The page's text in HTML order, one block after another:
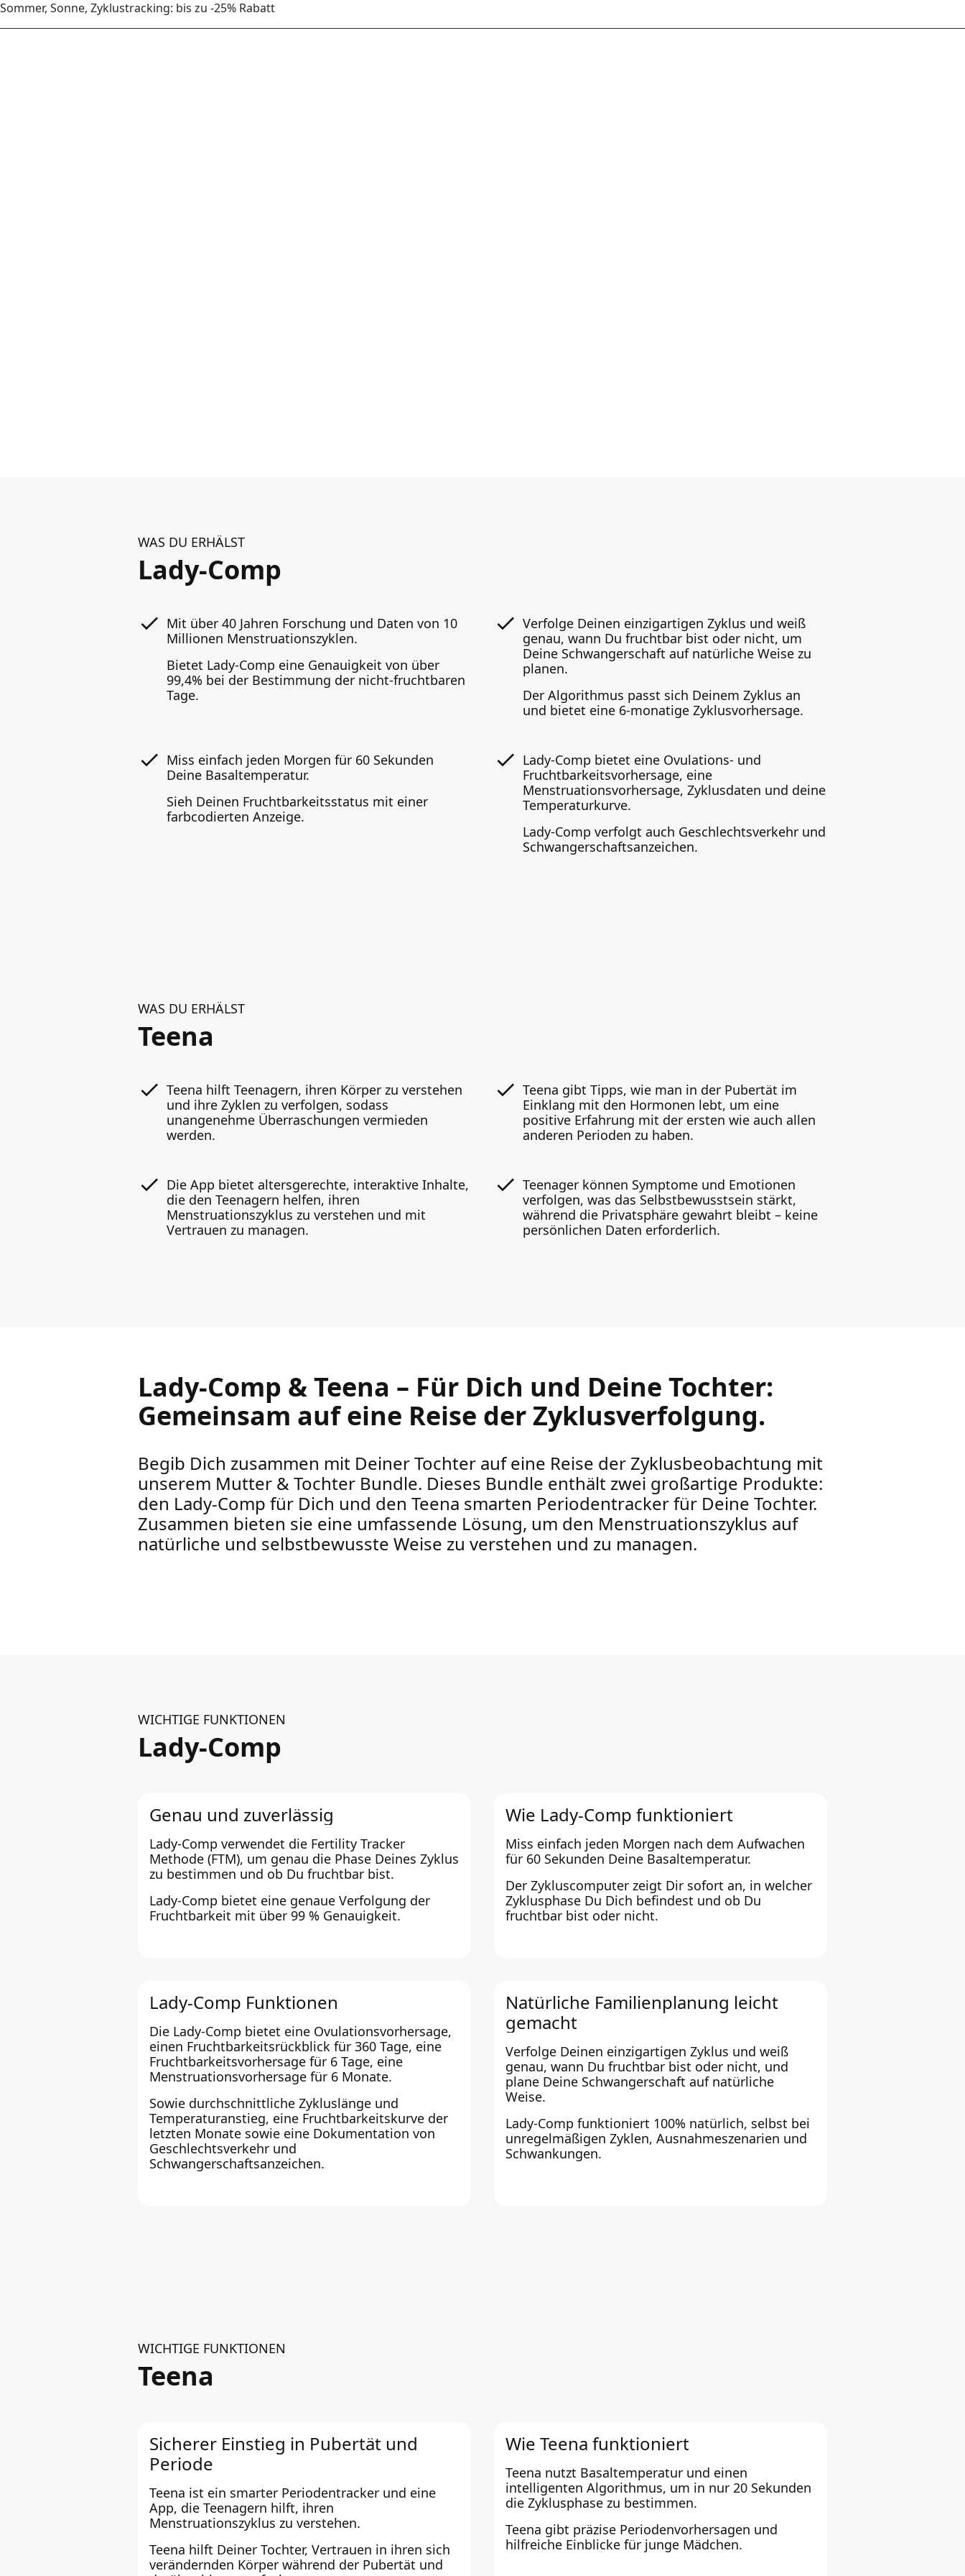
Sommer, Sonne, Zyklustracking: bis zu -25% Rabatt
WAS DU ERHÄLST
Lady-Comp
Mit über 40 Jahren Forschung und Daten von 10
Millionen Menstruationszyklen.
Bietet Lady-Comp eine Genauigkeit von über
99,4% bei der Bestimmung der nicht-fruchtbaren
Tage.
Verfolge Deinen einzigartigen Zyklus und weiß
genau, wann Du fruchtbar bist oder nicht, um
Deine Schwangerschaft auf natürliche Weise zu
planen.
Der Algorithmus passt sich Deinem Zyklus an
und bietet eine 6-monatige Zyklusvorhersage.
Miss einfach jeden Morgen für 60 Sekunden
Deine Basaltemperatur.
Sieh Deinen Fruchtbarkeitsstatus mit einer
farbcodierten Anzeige.
Lady-Comp bietet eine Ovulations- und
Fruchtbarkeitsvorhersage, eine
Menstruationsvorhersage, Zyklusdaten und deine
Temperaturkurve.
Lady-Comp verfolgt auch Geschlechtsverkehr und
Schwangerschaftsanzeichen.
WAS DU ERHÄLST
Teena
Teena hilft Teenagern, ihren Körper zu verstehen
und ihre Zyklen zu verfolgen, sodass
unangenehme Überraschungen vermieden
werden.
Teena gibt Tipps, wie man in der Pubertät im
Einklang mit den Hormonen lebt, um eine
positive Erfahrung mit der ersten wie auch allen
anderen Perioden zu haben.
Die App bietet altersgerechte, interaktive Inhalte,
die den Teenagern helfen, ihren
Menstruationszyklus zu verstehen und mit
Vertrauen zu managen.
Teenager können Symptome und Emotionen
verfolgen, was das Selbstbewusstsein stärkt,
während die Privatsphäre gewahrt bleibt – keine
persönlichen Daten erforderlich.
Lady-Comp & Teena – Für Dich und Deine Tochter:
Gemeinsam auf eine Reise der Zyklusverfolgung.
Begib Dich zusammen mit Deiner Tochter auf eine Reise der Zyklusbeobachtung mit
unserem Mutter & Tochter Bundle. Dieses Bundle enthält zwei großartige Produkte:
den Lady-Comp für Dich und den Teena smarten Periodentracker für Deine Tochter.
Zusammen bieten sie eine umfassende Lösung, um den Menstruationszyklus auf
natürliche und selbstbewusste Weise zu verstehen und zu managen.
WICHTIGE FUNKTIONEN
Lady-Comp
Genau und zuverlässig
Lady-Comp verwendet die Fertility Tracker
Methode (FTM), um genau die Phase Deines Zyklus
zu bestimmen und ob Du fruchtbar bist.
Lady-Comp bietet eine genaue Verfolgung der
Fruchtbarkeit mit über 99 % Genauigkeit.
Wie Lady-Comp funktioniert
Miss einfach jeden Morgen nach dem Aufwachen
für 60 Sekunden Deine Basaltemperatur.
Der Zykluscomputer zeigt Dir sofort an, in welcher
Zyklusphase Du Dich befindest und ob Du
fruchtbar bist oder nicht.
Lady-Comp Funktionen
Die Lady-Comp bietet eine Ovulationsvorhersage,
einen Fruchtbarkeitsrückblick für 360 Tage, eine
Fruchtbarkeitsvorhersage für 6 Tage, eine
Menstruationsvorhersage für 6 Monate.
Sowie durchschnittliche Zykluslänge und
Temperaturanstieg, eine Fruchtbarkeitskurve der
letzten Monate sowie eine Dokumentation von
Geschlechtsverkehr und
Schwangerschaftsanzeichen.
Natürliche Familienplanung leicht
gemacht
Verfolge Deinen einzigartigen Zyklus und weiß
genau, wann Du fruchtbar bist oder nicht, und
plane Deine Schwangerschaft auf natürliche
Weise.
Lady-Comp funktioniert 100% natürlich, selbst bei
unregelmäßigen Zyklen, Ausnahmeszenarien und
Schwankungen.
WICHTIGE FUNKTIONEN
Teena
Sicherer Einstieg in Pubertät und
Periode
Teena ist ein smarter Periodentracker und eine
App, die Teenagern hilft, ihren
Menstruationszyklus zu verstehen.
Teena hilft Deiner Tochter, Vertrauen in ihren sich
verändernden Körper während der Pubertät und
Wie Teena funktioniert
Teena nutzt Basaltemperatur und einen
intelligenten Algorithmus, um in nur 20 Sekunden
die Zyklusphase zu bestimmen.
Teena gibt präzise Periodenvorhersagen und
hilfreiche Einblicke für junge Mädchen.